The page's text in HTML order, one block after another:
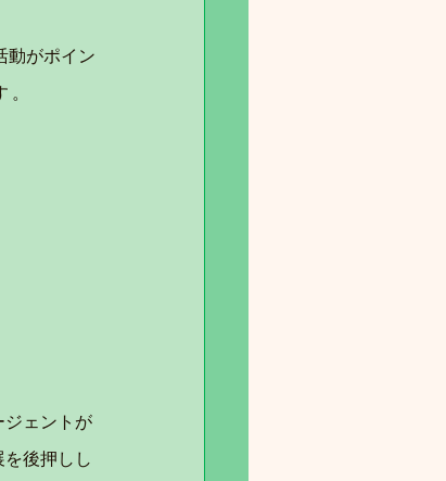
動がポイン
。
ジェントが
後押しし